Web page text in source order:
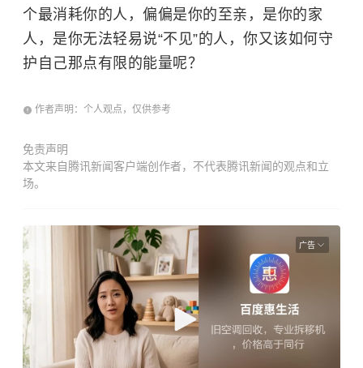
个最消耗你的人，偏偏是你的至亲，是你的家
人，是你无法轻易说“不见”的人，你又该如何守
护自己那点有限的能量呢？
作者声明：个人观点，仅供参考
免责声明
本文来自腾讯新闻客户端创作者，不代表腾讯新闻的观点和立
场。
广告